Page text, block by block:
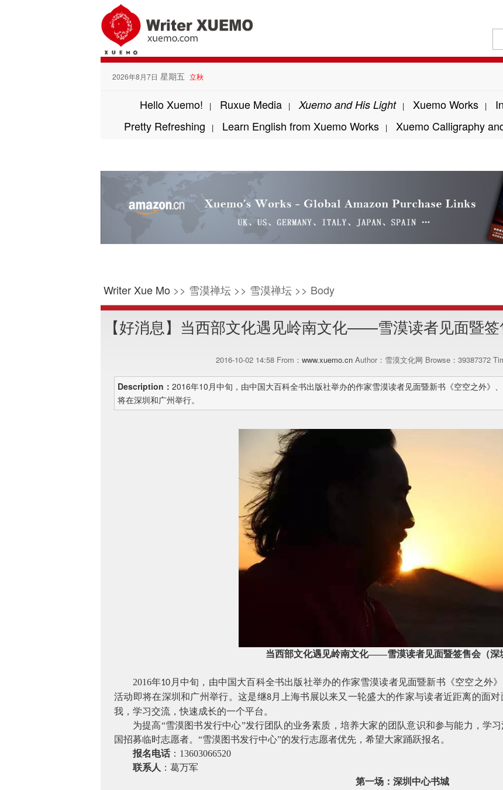
2026年8月7日 星期五 立秋
Hello Xuemo! | Ruxue Media | Xuemo and His Light | Xuemo Works |
Pretty Refreshing | Learn English from Xuemo Works | Xuemo Calligraphy
Writer Xue Mo >> 雪漠禅坛 >> 雪漠禅坛 >> Body
【好消息】当西部文化遇见岭南文化——雪漠读者见面暨签
2016-10-02 14:58 From： www.xuemo.cnAuthor：雪漠文化网 Browse： 39387372
Description： 2016年10月中旬，由中国大百科全书出版社举办的作家雪漠读者见面暨新书《空空之外》
将在深圳和广州举行。
当西部文化遇见岭南文化——雪漠读者见面暨签售会（深
2016年10 月中旬，由中国大百科全书出版社举办的作家雪漠读者见面暨新书《空空之外
活动即将在深圳和广州举行。这是继8月上海书展以来又一轮盛大的作家与读者近距离的面
我，学习交流，快速成长的一个平台。
为提高“雪漠图书发行中心”发行团队的业务素质，培养大家的团队意识和参与能力，学
国招募临时志愿者。“雪漠图书发行中心”的发行志愿者优先，希望大家踊跃报名。
报名电话： 13603066520
联系人 ：葛万军
第一场：深圳中心书城